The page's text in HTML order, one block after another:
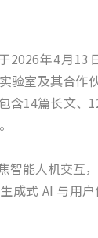
2026年4月13
验室及其合作
含14篇长文、
智能人机交互
成式 AI 与用